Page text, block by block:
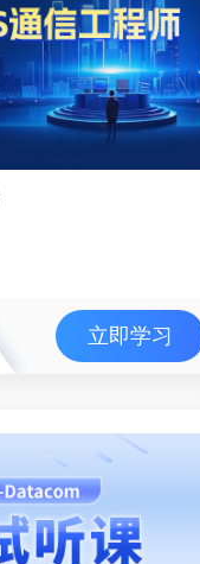
立即学习